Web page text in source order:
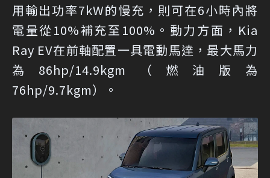
用輸出功率7kW的慢充，則可在6小時內將
電量從10%補充至100%。動力方面，Kia
Ray EV在前軸配置一具電動馬達，最大馬力
為86hp/14.9kgm（燃油版為
76hp/9.7kgm）。